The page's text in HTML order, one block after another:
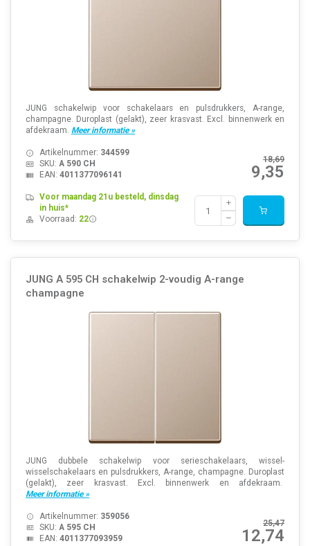
JUNG schakelwip voor schakelaars en pulsdrukkers, A-range,
champagne. Duroplast (gelakt), zeer krasvast. Excl. binnenwerk en
afdekraam. Meer informatie »
18,69
9,35
Artikelnummer: 344599
SKU: A 590 CH
EAN: 4011377096141
Voor maandag 21u besteld, dinsdag
in huis*
Voorraad: 22
JUNG A 595 CH schakelwip 2-voudig A-range
champagne
JUNG dubbele schakelwip voor serieschakelaars, wissel-
wisselschakelaars en pulsdrukkers, A-range, champagne. Duroplast
(gelakt), zeer krasvast. Excl. binnenwerk en afdekraam.
Meer informatie »
25,47
12,74
Artikelnummer: 359056
SKU: A 595 CH
EAN: 4011377093959